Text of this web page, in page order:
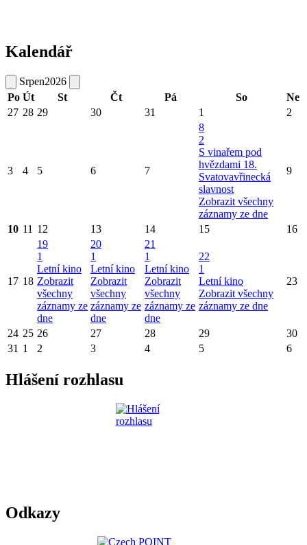
Kalendář
Srpen2026
Po Út St Čt Pá So
Ne
27 28 29 30 31 1 2
3 4 5 6 7
8
2
S vinařem pod
hvězdami 18.
Svatovavřinecká
slavnost
Zobrazit všechny
záznamy ze dne
9
10 11 12 13 14 15 16
17 18
19
1
Letní kino
Zobrazit
všechny
záznamy ze
dne
20
1
Letní kino
Zobrazit
všechny
záznamy ze
dne
21
1
Letní kino
Zobrazit
všechny
záznamy ze
dne
22
1
Letní kino
Zobrazit všechny
záznamy ze dne
23
24 25 26 27 28 29
30
31 1 2 3 4 5 6
Hlášení rozhlasu
Odkazy